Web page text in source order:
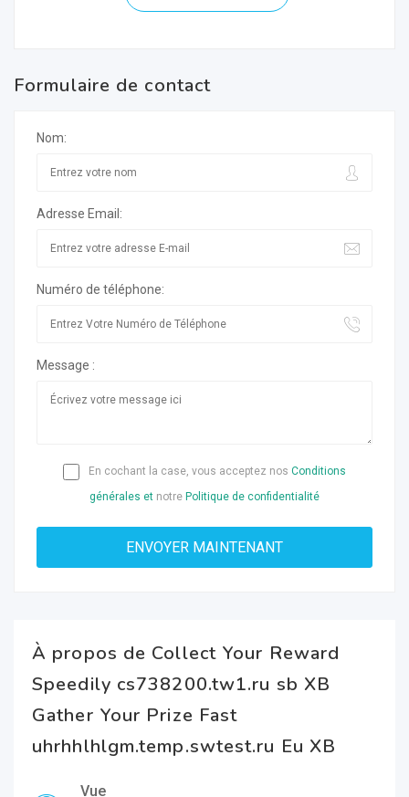
Formulaire de contact
Nom:
Adresse Email:
Numéro de téléphone:
Message :
En cochant la case, vous acceptez nos Conditions
générales et notre Politique de confidentialité
À propos de Collect Your Reward
Speedily cs738200.tw1.ru sb XB
Gather Your Prize Fast
uhrhhlhlgm.temp.swtest.ru Eu XB
Vue